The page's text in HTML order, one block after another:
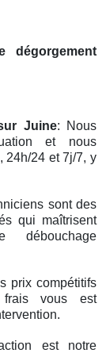
dégorgement
Juine: Nous
et nous
24h/24 et 7j/7, y
sont des
qui maîtrisent
débouchage
prix compétitifs
vous est
est notre